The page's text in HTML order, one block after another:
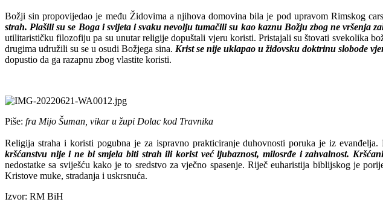
Božji sin propovijedao je među Židovima a njihova domovina bila je pod upravom Rimskog
strah. Plašili su se Boga i svijeta i svaku nevolju tumačili su kao kaznu Božju zbog ne vršenja
utilitarističku filozofiju pa su unutar religije dopuštali vjeru koristi. Pristajali su štovati svekolika
drugima udružili su se u osudi Božjega sina. Krist se nije uklapao u židovsku doktrinu slobode
dopustio da ga razapnu zbog vlastite koristi.
Piše: fra Mijo Šuman, vikar u župi Dolac kod Travnika
Religija straha i koristi pogubna je za ispravno prakticiranje duhovnosti poruka je iz
kršćanstvu nije i ne bi smjela biti strah ili korist već ljubaznost, milosrđe i zahvalnost.
nedostatke sa sviješću kako je to sredstvo za vječno spasenje. Riječ euharistija biblijskog je
Kristove muke, stradanja i uskrsnuća.
Izvor: RM BiH